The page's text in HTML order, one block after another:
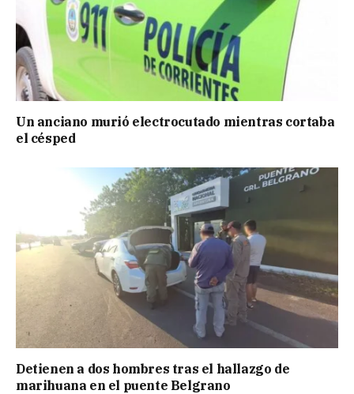
Un anciano murió electrocutado mientras cortaba
el césped
Detienen a dos hombres tras el hallazgo de
marihuana en el puente Belgrano